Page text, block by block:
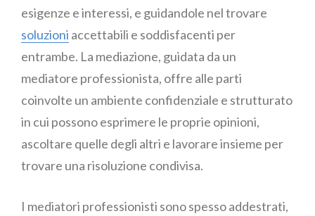
esigenze e interessi, e guidandole nel trovare
soluzioni accettabili e soddisfacenti per
entrambe. La mediazione, guidata da un
mediatore professionista, offre alle parti
coinvolte un ambiente confidenziale e strutturato
in cui possono esprimere le proprie opinioni,
ascoltare quelle degli altri e lavorare insieme per
trovare una risoluzione condivisa.
I mediatori professionisti sono spesso addestrati,